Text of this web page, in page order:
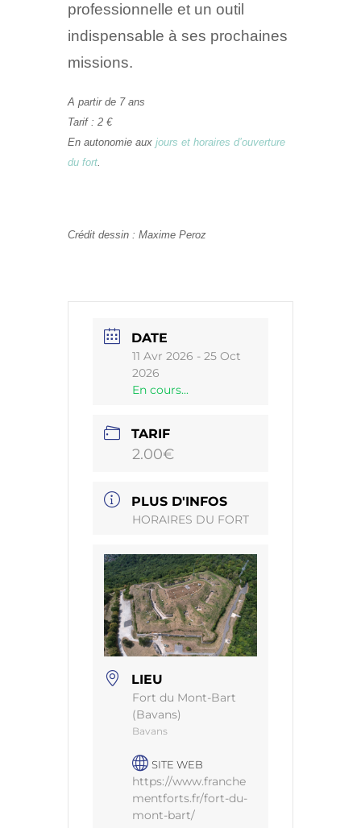
professionnelle et un outil
indispensable à ses prochaines
missions.
A partir de 7 ans
Tarif : 2 €
En autonomie aux jours et horaires d’ouverture
du fort.
Crédit dessin : Maxime Peroz
DATE
11 Avr 2026 - 25 Oct
2026
En cours...
TARIF
2.00€
PLUS D'INFOS
HORAIRES DU FORT
LIEU
Fort du Mont-Bart
(Bavans)
Bavans
SITE WEB
https://www.franche
mentforts.fr/fort-du-
mont-bart/